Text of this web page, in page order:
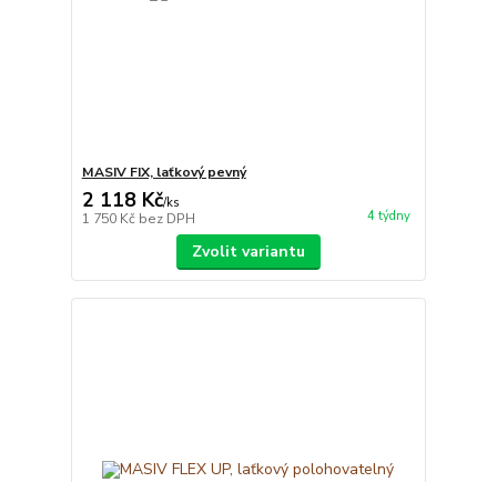
MASIV FIX, laťkový pevný
2 118 Kč/ks
1 750 Kč bez DPH 4 týdny
Zvolit variantu